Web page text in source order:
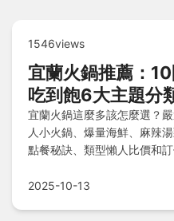
1546views
宜蘭火鍋推薦：
吃到飽6大主題分
宜蘭火鍋這麼多該怎麼選？
人小火鍋、爆量海鮮、麻辣
點餐秘訣、類型懶人比價和
火鍋胃！
2025-10-13